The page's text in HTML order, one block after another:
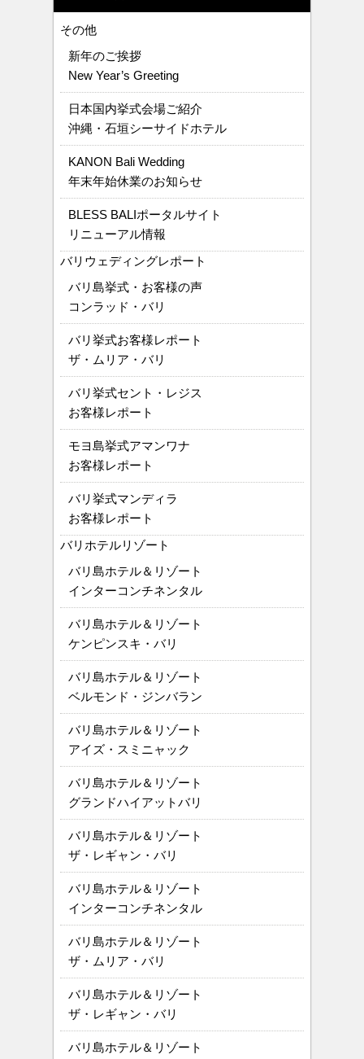
その他
新年のご挨拶
New Year’s Greeting
日本国内挙式会場ご紹介
沖縄・石垣シーサイドホテル
KANON Bali Wedding
年末年始休業のお知らせ
BLESS BALIポータルサイト
リニューアル情報
バリウェディングレポート
バリ島挙式・お客様の声
コンラッド・バリ
バリ挙式お客様レポート
ザ・ムリア・バリ
バリ挙式セント・レジス
お客様レポート
モヨ島挙式アマンワナ
お客様レポート
バリ挙式マンディラ
お客様レポート
バリホテルリゾート
バリ島ホテル＆リゾート
インターコンチネンタル
バリ島ホテル＆リゾート
ケンピンスキ・バリ
バリ島ホテル＆リゾート
ベルモンド・ジンバラン
バリ島ホテル＆リゾート
アイズ・スミニャック
バリ島ホテル＆リゾート
グランドハイアットバリ
バリ島ホテル＆リゾート
ザ・レギャン・バリ
バリ島ホテル＆リゾート
インターコンチネンタル
バリ島ホテル＆リゾート
ザ・ムリア・バリ
バリ島ホテル＆リゾート
ザ・レギャン・バリ
バリ島ホテル＆リゾート